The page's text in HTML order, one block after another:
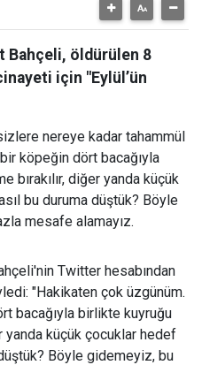
Bahçeli, öldürülen 8
için "Eylül’ün
nereye kadar tahammül
köpeğin dört bacağıyla
bırakılır, diğer yanda küçük
bu duruma düştük? Böyle
mesafe alamayız.
Twitter hesabından
"Hakikaten çok üzgünüm.
bacağıyla birlikte kuyruğu
yanda küçük çocuklar hedef
Böyle gidemeyiz, bu